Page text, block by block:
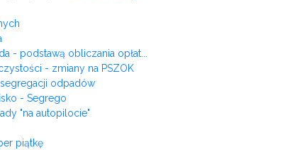
- podstawą obliczania opłat...
- zmiany na PSZOK
odpadów
- Segrego
"na autopilocie"
piątkę